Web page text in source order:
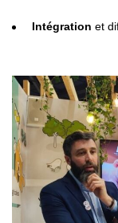
Intégration et